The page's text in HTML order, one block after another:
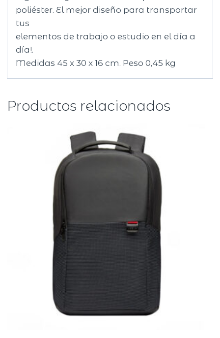
poliéster. El mejor diseño para transportar
tus
elementos de trabajo o estudio en el día a
día!.
Medidas 45 x 30 x 16 cm. Peso 0,45 kg
Productos relacionados